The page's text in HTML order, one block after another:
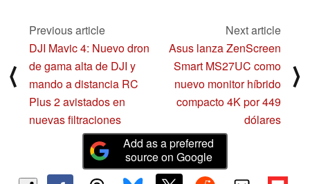
⟨
Previous article
DJI Mavic 4: Nuevo dron
de gama alta de DJI y
mando a distancia RC
Plus 2 avistados en
nuevas filtraciones
Next article
Asus lanza ZenScreen
Smart MS27UC como
nuevo monitor híbrido
compacto 4K por 449
dólares
⟩
Add as a preferred
source on Google